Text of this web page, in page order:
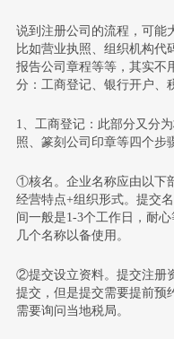
说到注册公司的流程，可能
比如营业执照、组织机构代
报告公司章程等等，其实不
分：工商登记、银行开户、
1、工商登记： 此部分又分
照、篆刻公司印章等四个步
①核名。 企业名称应由以下
经营特点+组织形式。提交
间一般是1-3个工作日，耐
几个名称以备使用。
②提交设立资料。 提交注册
提交，但是提交需要提前预
需要询问当地税局。